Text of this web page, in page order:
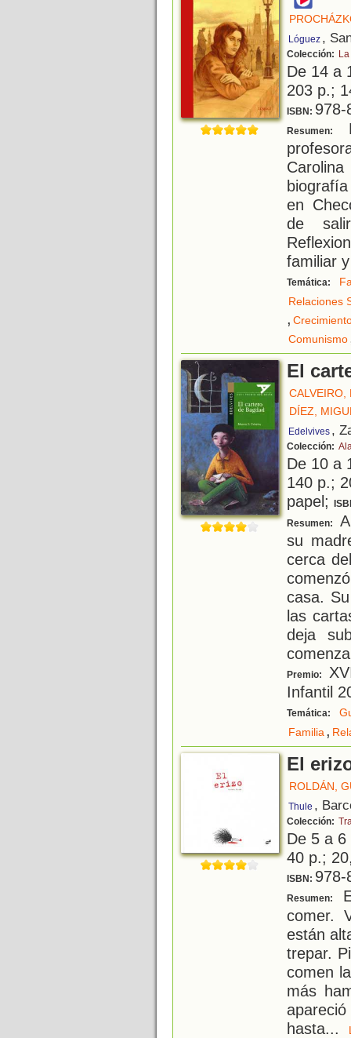
Lóguez ,
Colección:
De 14 a
203 p.;
ISBN: 978-
Resumen:
en
de
familiar
Temática:
Relaciones
,
Comunismo
El
CALVEIRO,
DÍEZ,
Edelvives ,
Colección:
De 10 a
140 p.;
papel;
Resumen:
su
cerca
casa.
las
deja
Premio:
Infantil
Temática:
Familia ,
El
ROLDÁN,
Thule ,
Colección:
De 5 a
40 p.;
ISBN: 978-
Resumen:
comer.
están
trepar.
comen
más
hasta...